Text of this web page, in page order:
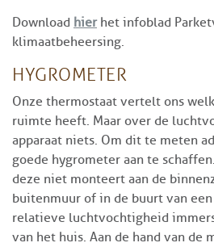
Download hierhet infoblad
klimaatbeheersing.
HYGROMETER
Onze thermostaat vertelt ons
ruimte heeft. Maar over de
apparaat niets. Om dit te meten
goede hygrometer aan te
deze niet monteert aan de
buitenmuur of in de buurt van een
relatieve luchtvochtigheid
van het huis. Aan de hand van de